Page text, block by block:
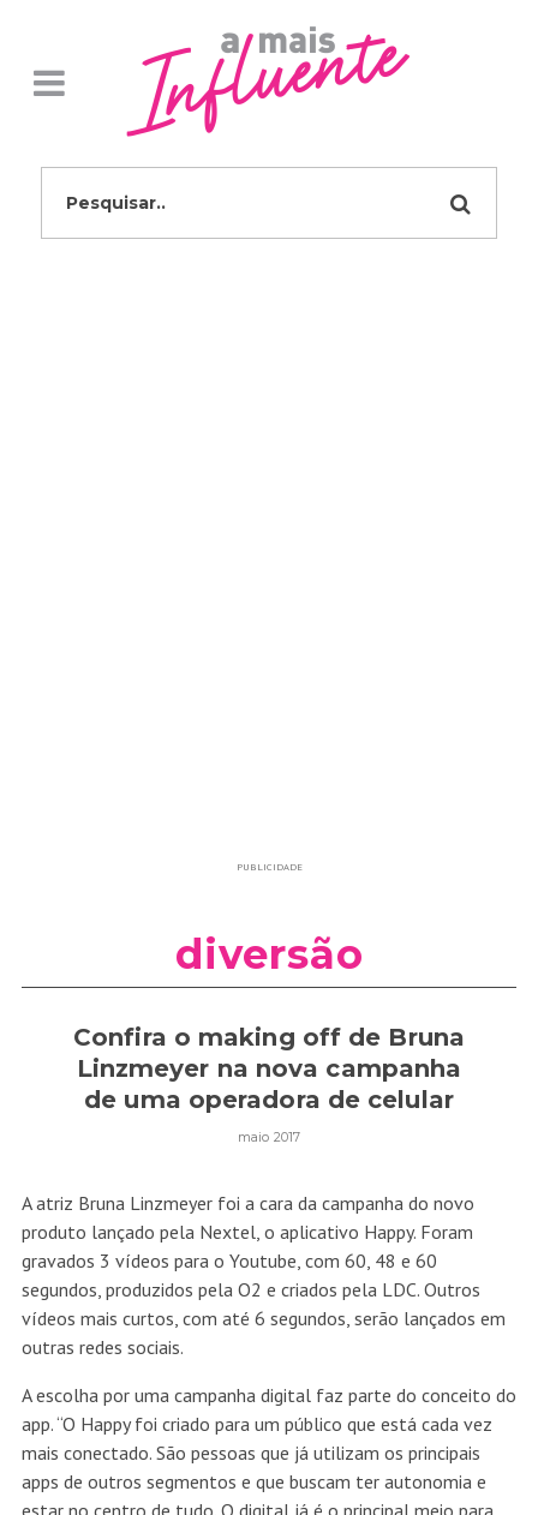
PUBLICIDADE
diversão
Confira o making off de Bruna
Linzmeyer na nova campanha
de uma operadora de celular
maio 2017
A atriz Bruna Linzmeyer foi a cara da campanha do novo
produto lançado pela Nextel, o aplicativo Happy. Foram
gravados 3 vídeos para o Youtube, com 60, 48 e 60
segundos, produzidos pela O2 e criados pela LDC. Outros
vídeos mais curtos, com até 6 segundos, serão lançados em
outras redes sociais.
A escolha por uma campanha digital faz parte do conceito do
app. “O Happy foi criado para um público que está cada vez
mais conectado. São pessoas que já utilizam os principais
apps de outros segmentos e que buscam ter autonomia e